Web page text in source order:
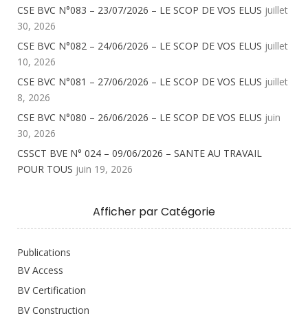
CSE BVC N°083 – 23/07/2026 – LE SCOP DE VOS ELUS juillet
30, 2026
CSE BVC N°082 – 24/06/2026 – LE SCOP DE VOS ELUS juillet
10, 2026
CSE BVC N°081 – 27/06/2026 – LE SCOP DE VOS ELUS juillet
8, 2026
CSE BVC N°080 – 26/06/2026 – LE SCOP DE VOS ELUS juin
30, 2026
CSSCT BVE N° 024 – 09/06/2026 – SANTE AU TRAVAIL
POUR TOUS juin 19, 2026
Afficher par Catégorie
Publications
BV Access
BV Certification
BV Construction